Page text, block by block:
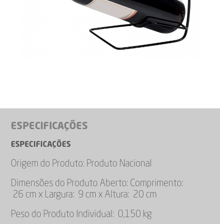
ESPECIFICAÇÕES
ESPECIFICAÇÕES
Origem do Produto: Produto Nacional
Dimensões do Produto Aberto: Comprimento:
26 cm x Largura: 9 cm x Altura: 20 cm
Peso do Produto Individual: 0,150 kg